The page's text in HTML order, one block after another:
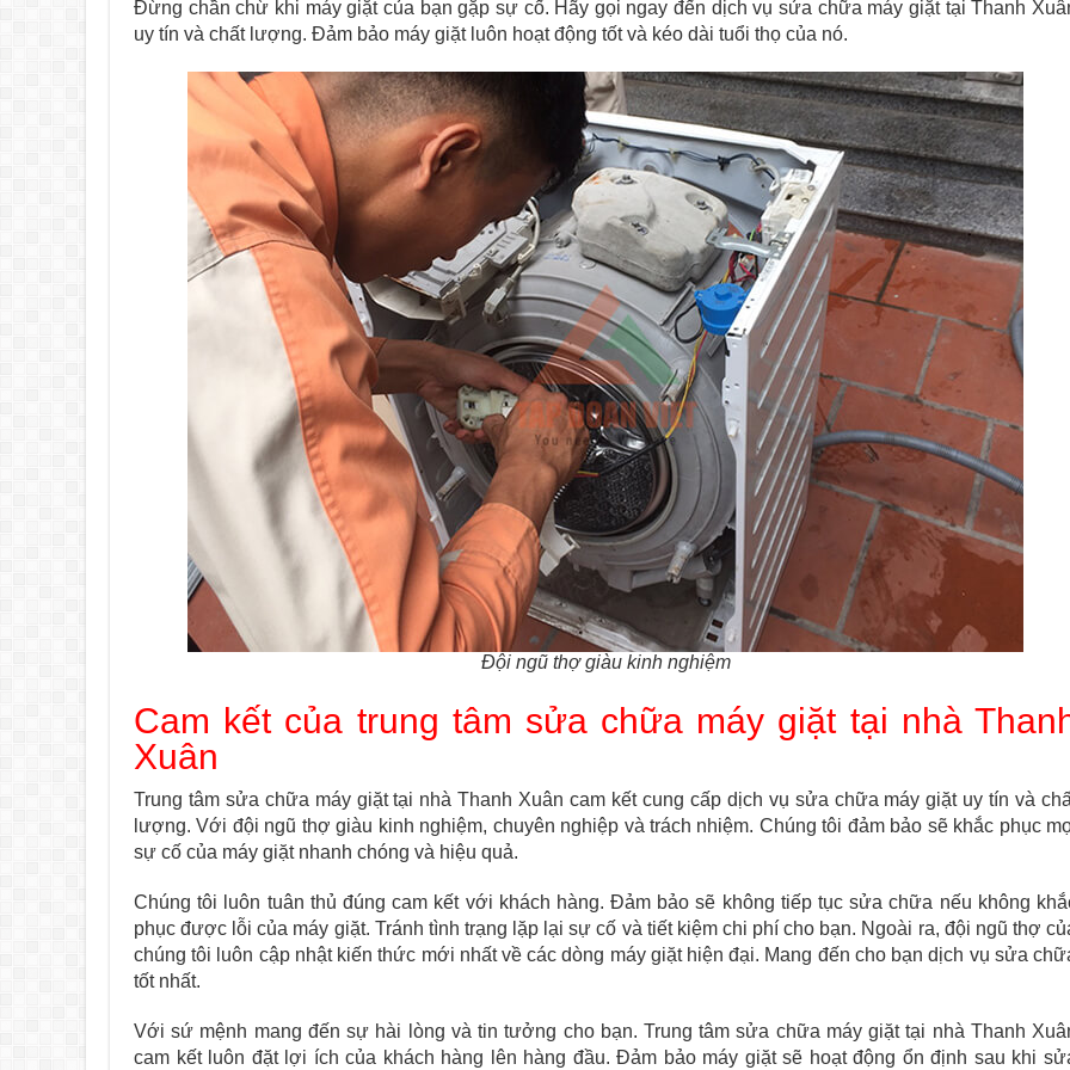
Đừng chần chừ khi máy giặt của bạn gặp sự cố. Hãy gọi ngay đến dịch vụ sửa chữa máy giặt tại Thanh
uy tín và chất lượng. Đảm bảo máy giặt luôn hoạt động tốt và kéo dài tuổi thọ của nó.
Đội ngũ thợ giàu kinh nghiệm
Cam kết của trung tâm sửa chữa máy giặt tại nhà
Xuân
Trung tâm sửa chữa máy giặt tại nhà Thanh Xuân cam kết cung cấp dịch vụ sửa chữa máy giặt uy tín và
lượng. Với đội ngũ thợ giàu kinh nghiệm, chuyên nghiệp và trách nhiệm. Chúng tôi đảm bảo sẽ khắc phục
sự cố của máy giặt nhanh chóng và hiệu quả.
Chúng tôi luôn tuân thủ đúng cam kết với khách hàng. Đảm bảo sẽ không tiếp tục sửa chữa nếu không
phục được lỗi của máy giặt. Tránh tình trạng lặp lại sự cố và tiết kiệm chi phí cho bạn. Ngoài ra, đội ngũ thợ
chúng tôi luôn cập nhật kiến thức mới nhất về các dòng máy giặt hiện đại. Mang đến cho bạn dịch vụ sửa
tốt nhất.
Với sứ mệnh mang đến sự hài lòng và tin tưởng cho bạn. Trung tâm sửa chữa máy giặt tại nhà Thanh
cam kết luôn đặt lợi ích của khách hàng lên hàng đầu. Đảm bảo máy giặt sẽ hoạt động ổn định sau khi